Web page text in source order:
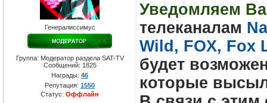
Генералиссимус
Группа: Модератор раздела SAT-TV
Сообщений: 1825
Награды: 46
Репутация: 1550
Статус: Оффлайн
Уведомляем
телеканалам
Wild, FOX, Fox
будет
которые